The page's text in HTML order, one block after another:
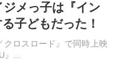
メっ子は『イン
子どもだった！
クロスロード』で同時上映
』…